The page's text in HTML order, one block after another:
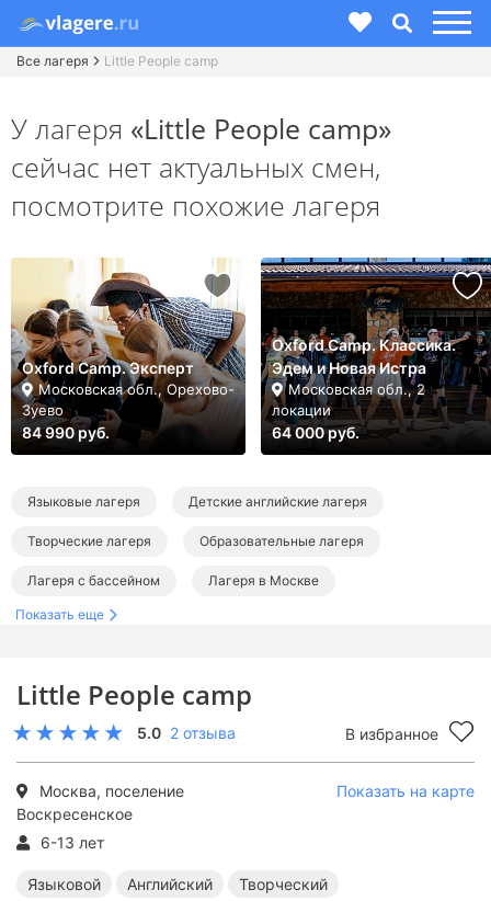
Все лагеря Little People camp
Little People camp
5.0 2 отзыва В избранное
Москва, поселение
Воскресенское
Показать на карте
6-13 лет
Языковой Английский
Творческий
У лагеря «Little People camp»
сейчас нет актуальных смен,
посмотрите похожие лагеря
Oxford Camp. Эксперт
Московская обл., Орехово-
Зуево
84 990 руб.
Oxford Camp. Классика.
Эдем и Новая Истра
Московская обл., 2
локации
64 000 руб.
Языковые лагеря Детские английские лагеря
Творческие лагеря Образовательные лагеря
Лагеря с бассейном Лагеря в Москве
Языковые лагеря в Москве
Образовательные лагеря в Москве
Лагеря с бассейном в Москве
Показать еще